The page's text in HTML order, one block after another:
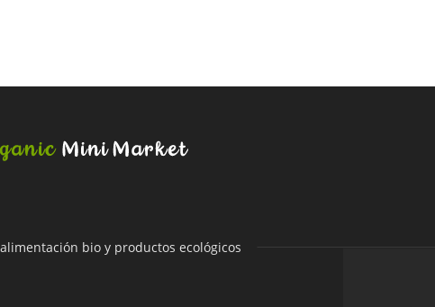
bio y productos ecológicos